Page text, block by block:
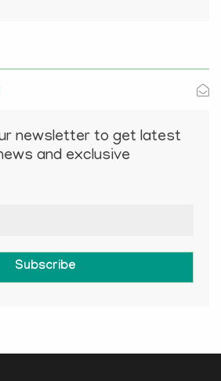
newsletter to get latest
and exclusive
Subscribe